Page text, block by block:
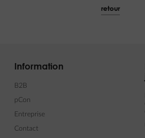
retour
Information
B2B
pCon
Entreprise
Contact